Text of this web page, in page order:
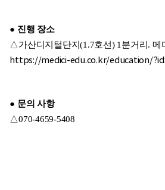
● 진행 장소
△가산디지털단지(1.7호선) 1분거리. 메
https://medici-edu.co.kr/education/
● 문의 사항
△070-4659-5408